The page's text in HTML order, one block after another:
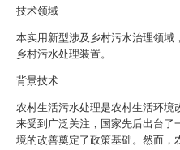
技术领域
本实用新型涉及乡村污水治理领域
乡村污水处理装置。
背景技术
农村生活污水处理是农村生活环境
来受到广泛关注，国家先后出台了
境的改善奠定了政策基础。然而，